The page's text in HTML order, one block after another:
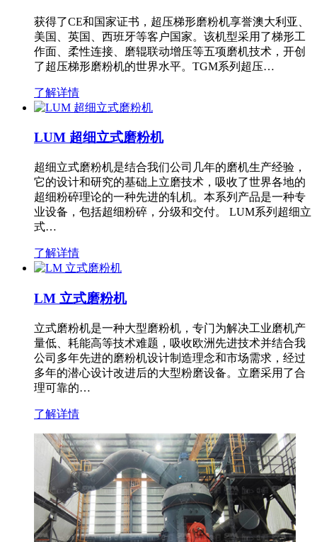
获得了CE和国家证书，超压梯形磨粉机享誉澳大利亚、
美国、英国、西班牙等客户国家。该机型采用了梯形工
作面、柔性连接、磨辊联动增压等五项磨机技术，开创
了超压梯形磨粉机的世界水平。TGM系列超压…
了解详情
LUM 超细立式磨粉机
超细立式磨粉机是结合我们公司几年的磨机生产经验，
它的设计和研究的基础上立磨技术，吸收了世界各地的
超细粉碎理论的一种先进的轧机。本系列产品是一种专
业设备，包括超细粉碎，分级和交付。 LUM系列超细立
式…
了解详情
LM 立式磨粉机
立式磨粉机是一种大型磨粉机，专门为解决工业磨机产
量低、耗能高等技术难题，吸收欧洲先进技术并结合我
公司多年先进的磨粉机设计制造理念和市场需求，经过
多年的潜心设计改进后的大型粉磨设备。立磨采用了合
理可靠的…
了解详情